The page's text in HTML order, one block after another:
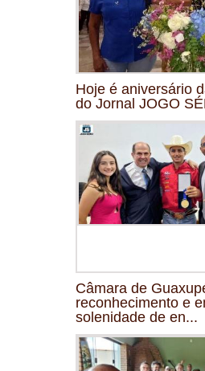
Hoje é aniversário
do Jornal JOGO
Câmara de
reconhecimento e
solenidade de en...